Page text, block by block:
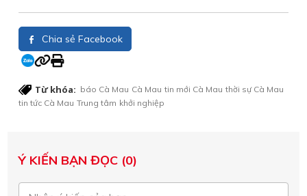
Chia sẻ Facebook
Từ khóa: báo Cà Mau Cà Mau tin mới Cà Mau thời sự Cà Mau
tin tức Cà Mau Trung tâm khởi nghiệp
Ý KIẾN BẠN ĐỌC (0)